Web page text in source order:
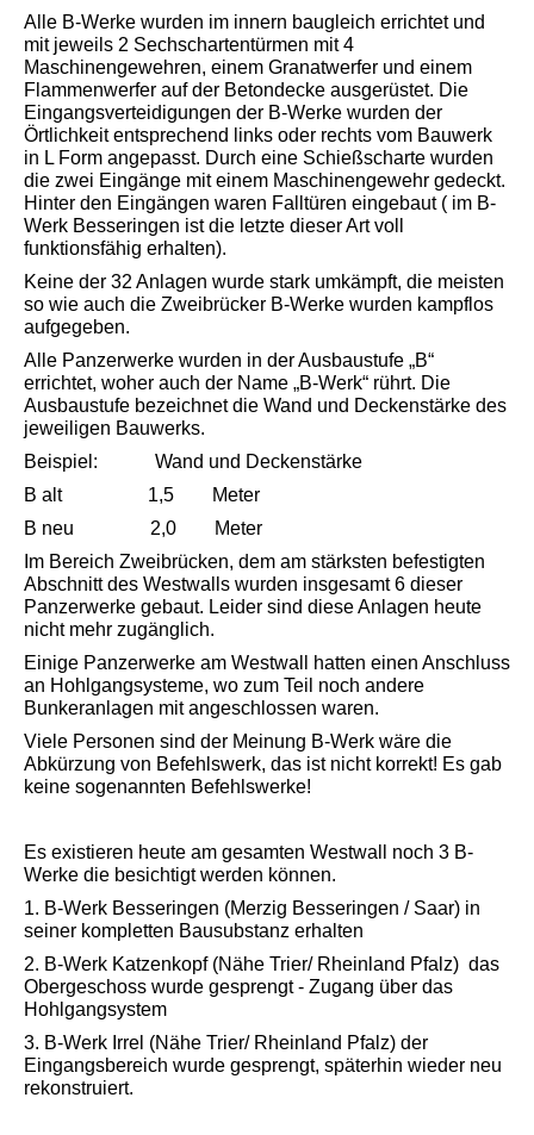
Alle B-Werke wurden im innern baugleich errichtet und
mit jeweils 2 Sechschartentürmen mit 4
Maschinengewehren, einem Granatwerfer und einem
Flammenwerfer auf der Betondecke ausgerüstet. Die
Eingangsverteidigungen der B-Werke wurden der
Örtlichkeit entsprechend links oder rechts vom Bauwerk
in L Form angepasst. Durch eine Schießscharte wurden
die zwei Eingänge mit einem Maschinengewehr gedeckt.
Hinter den Eingängen waren Falltüren eingebaut ( im B-
Werk Besseringen ist die letzte dieser Art voll
funktionsfähig erhalten).
Keine der 32 Anlagen wurde stark umkämpft, die meisten
so wie auch die Zweibrücker B-Werke wurden kampflos
aufgegeben.
Alle Panzerwerke wurden in der Ausbaustufe „B“
errichtet, woher auch der Name „B-Werk“ rührt. Die
Ausbaustufe bezeichnet die Wand und Deckenstärke des
jeweiligen Bauwerks.
Beispiel: Wand und Deckenstärke
B alt 1,5 Meter
B neu 2,0 Meter
Im Bereich Zweibrücken, dem am stärksten befestigten
Abschnitt des Westwalls wurden insgesamt 6 dieser
Panzerwerke gebaut. Leider sind diese Anlagen heute
nicht mehr zugänglich.
Einige Panzerwerke am Westwall hatten einen Anschluss
an Hohlgangsysteme, wo zum Teil noch andere
Bunkeranlagen mit angeschlossen waren.
Viele Personen sind der Meinung B-Werk wäre die
Abkürzung von Befehlswerk, das ist nicht korrekt! Es gab
keine sogenannten Befehlswerke!
Es existieren heute am gesamten Westwall noch 3 B-
Werke die besichtigt werden können.
1. B-Werk Besseringen (Merzig Besseringen / Saar) in
seiner kompletten Bausubstanz erhalten
2. B-Werk Katzenkopf (Nähe Trier/ Rheinland Pfalz) das
Obergeschoss wurde gesprengt - Zugang über das
Hohlgangsystem
3. B-Werk Irrel (Nähe Trier/ Rheinland Pfalz) der
Eingangsbereich wurde gesprengt, späterhin wieder neu
rekonstruiert.